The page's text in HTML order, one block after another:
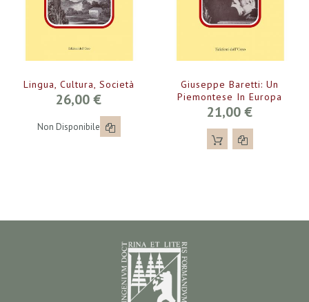
Lingua, Cultura, Società
26,00 €
Non Disponibile
Giuseppe Baretti: Un
Piemontese In Europa
21,00 €